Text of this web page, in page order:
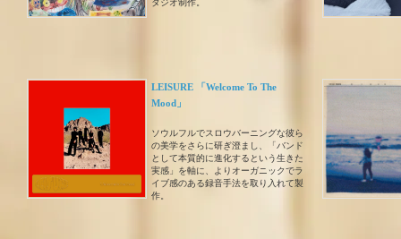
タジオ制作。
LEISURE 「Welcome To The
Mood」
ソウルフルでスロウバーニングな彼ら
の美学をさらに研ぎ澄まし、「バンド
として本質的に進化するという生きた
実感」を軸に、よりオーガニックでラ
イブ感のある録音手法を取り入れて製
作。